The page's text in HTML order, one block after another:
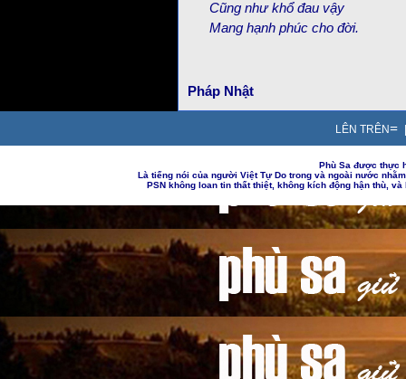
Cũng như khổ đau vậy
Mang hạnh phúc cho đời.
Pháp Nhật
LÊN TRÊN=
Phù Sa được thực
Là tiếng nói của người Việt Tự Do trong và ngoài nước
PSN không loan tin thất thiệt, không kích động hận thù,